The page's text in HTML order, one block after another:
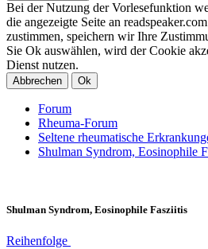
Bei der Nutzung der Vorlesefunktion
die angezeigte Seite an
zustimmen, speichern wir Ihre
Sie Ok auswählen, wird der Cookie
Dienst nutzen.
Abbrechen Ok
Forum
Rheuma-Forum
Seltene rheumatische
Shulman Syndrom, Eosinophile
Shulman Syndrom, Eosinophile Fasziitis
Reihenfolge